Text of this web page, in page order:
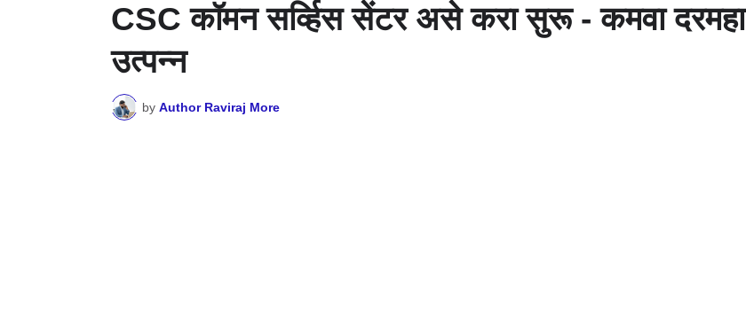
CSC कॉमन सर्व्हिस सेंटर असे करा सुरू - कमवा दरमहा
उत्पन्न
by Author Raviraj More